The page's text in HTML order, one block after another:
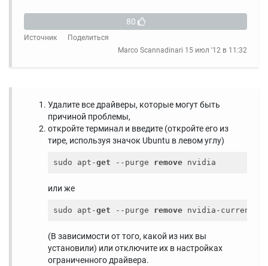
80
Источник
Поделиться
Marco Scannadinari 15 июл '12 в 11:32
Удалите все драйверы, которые могут быть
причиной проблемы,
откройте терминал и введите (откройте его из
тире, используя значок Ubuntu в левом углу)
sudo apt-get --purge remove
или же
sudo apt-get --purge remove
(В зависимости от того, какой из них вы
установили) или отключите их в настройках
ограниченного драйвера.